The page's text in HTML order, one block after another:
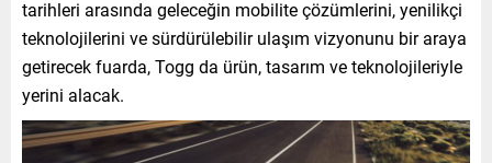
tarihleri arasında geleceğin mobilite çözümlerini, yenilikçi
teknolojilerini ve sürdürülebilir ulaşım vizyonunu bir araya
getirecek fuarda, Togg da ürün, tasarım ve teknolojileriyle
yerini alacak.